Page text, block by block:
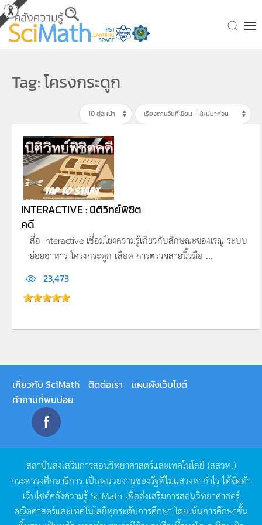
Skip to main content
Tag: โครงกระดูก
INTERACTIVE : นิติวิทย์พิชิต
คดี
สื่อ interactive เชื่อมโยงความรู้เกี่ยวกับลักษณะของเรณู ระบบ
ย่อยอาหาร โครงกระดูก เลือด การตรวจลายนิ้วมือ ...
23,473
เกี่ยวกับ SciMath ติดต่อเรา
แผนผังเว็บไซต์
คำถามที่พบบ่อย
สถาบันส่งเสริมการสอนวิทยาศาสตร์และเทคโนโลยี (สสวท.)
กระทรวงศึกษาธิการ เป็นหน่วยงานของรัฐที่ไม่แสวงหากำไรได้จัดทำ
เว็บไซต์คลังความรู้SciMath เพื่อส่งเสริมการสอนวิทยาศาสตร์
คณิตศาสตร์และเทคโนโลยีทุกระดับการศึกษา โดยเน้นการศึกษาขั้น